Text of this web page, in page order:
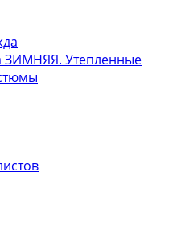
ЗИМНЯЯ. Утепленные